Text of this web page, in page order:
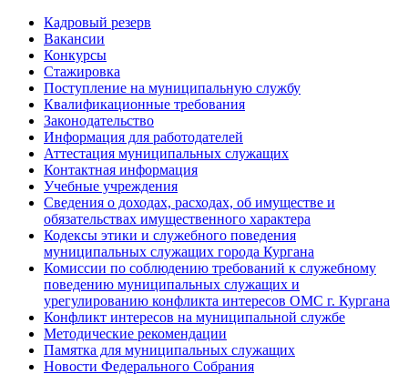
Кадровый резерв
Вакансии
Конкурсы
Стажировка
Поступление на муниципальную службу
Квалификационные требования
Законодательство
Информация для работодателей
Аттестация муниципальных служащих
Контактная информация
Учебные учреждения
Сведения о доходах, расходах, об имуществе и
обязательствах имущественного характера
Кодексы этики и служебного поведения
муниципальных служащих города Кургана
Комиссии по соблюдению требований к служебному
поведению муниципальных служащих и
урегулированию конфликта интересов ОМС г. Кургана
Конфликт интересов на муниципальной службе
Методические рекомендации
Памятка для муниципальных служащих
Новости Федерального Cобрания